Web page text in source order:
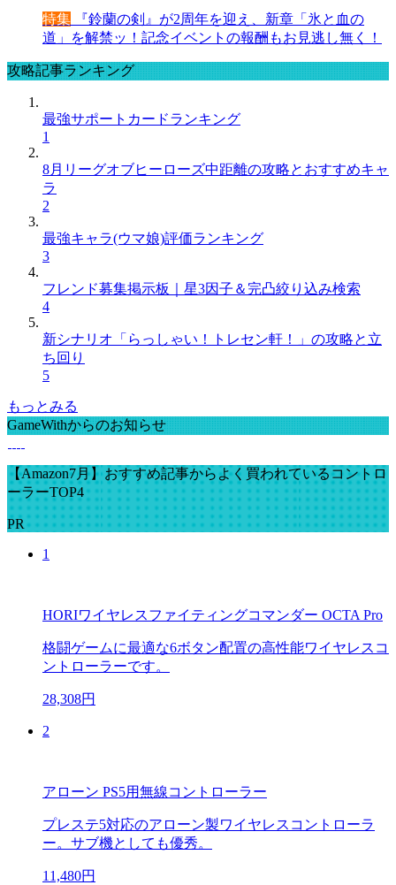
特集 『鈴蘭の剣』が2周年を迎え、新章「氷と血の
道」を解禁ッ！記念イベントの報酬もお見逃し無く！
攻略記事ランキング
最強サポートカードランキング
1
8月リーグオブヒーローズ中距離の攻略とおすすめキャ
ラ
2
最強キャラ(ウマ娘)評価ランキング
3
フレンド募集掲示板｜星3因子＆完凸絞り込み検索
4
新シナリオ「らっしゃい！トレセン軒！」の攻略と立
ち回り
5
もっとみる
GameWithからのお知らせ
【Amazon7月】おすすめ記事からよく買われているコントロ
ーラーTOP4
PR
1
HORIワイヤレスファイティングコマンダー OCTA Pro
格闘ゲームに最適な6ボタン配置の高性能ワイヤレスコ
ントローラーです。
28,308円
2
アローン PS5用無線コントローラー
プレステ5対応のアローン製ワイヤレスコントローラ
ー。サブ機としても優秀。
11,480円